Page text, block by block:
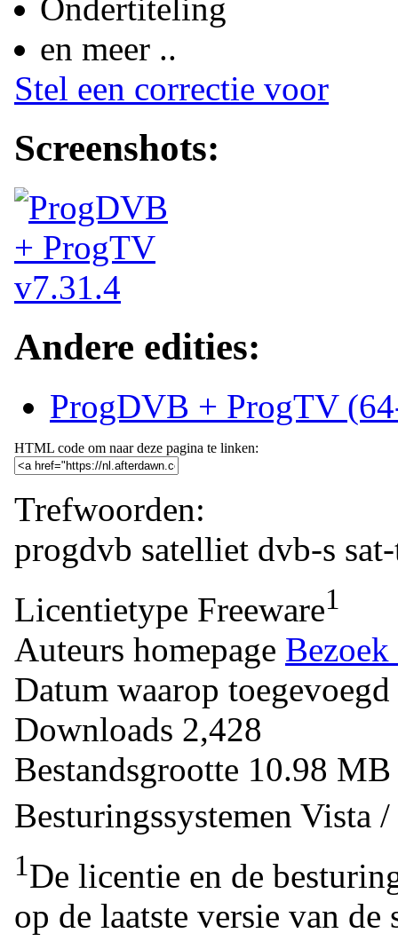
Ondertiteling
en meer ..
Stel een correctie voor
Screenshots:
Andere edities:
ProgDVB + ProgTV
HTML code om naar deze pagina te linken:
Trefwoorden:
progdvb satelliet dvb-s
Licentietype Freeware1
Auteurs homepage
Datum waarop toegevoegd
Downloads 2,428
Bestandsgrootte 10.98
Besturingssystemen Vista
1De licentie en de
op de laatste versie van de